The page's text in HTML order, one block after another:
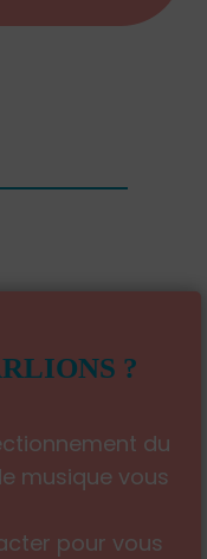
?
du
musique vous
pour vous